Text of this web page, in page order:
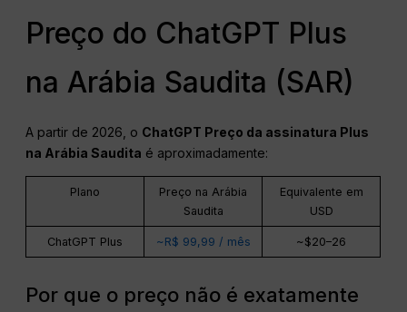
Preço do ChatGPT Plus
na Arábia Saudita (SAR)
A partir de 2026, o ChatGPT Preço da assinatura Plus
na Arábia Saudita é aproximadamente:
Plano
Preço na Arábia
Saudita
Equivalente em
USD
ChatGPT Plus ~R$ 99,99 / mês ~$20–26
Por que o preço não é exatamente